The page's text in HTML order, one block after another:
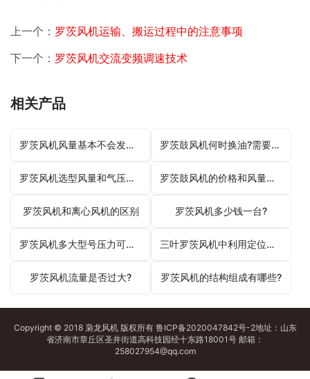
上一个： 罗茨风机运输、搬运过程中的注意事项
下一个： 罗茨风机交流变频调速技术
相关产品
罗茨风机风量基本不会发生变化 罗茨鼓风机何时换油?需要注意哪些方面?
罗茨风机选型风量和气压计算方式 罗茨鼓风机的价格和风量有什么联系吗?
罗茨风机和离心风机的区别 罗茨风机多少钱一台?
罗茨风机多大型号压力可以达到2公斤压力? 三叶罗茨风机中利用定位销来连接的两个零部件
罗茨风机流量是否过大? 罗茨风机的结构组成有哪些?
Copyright © 2018 枭龙风机版权所有 鲁ICP备2020047842号-2地址：山东
省济南市章丘区圣井街道高科技园经十东路18001号 邮箱：
258027954@qq.com